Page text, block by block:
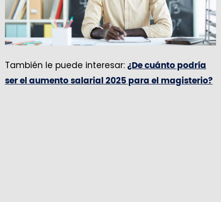
También le puede interesar: ¿De cuánto podría
ser el aumento salarial 2025 para el magisterio?